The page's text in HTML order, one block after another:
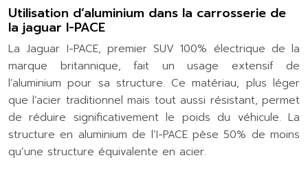
Utilisation d’aluminium dans la carrosserie de
la jaguar I-PACE
La Jaguar I-PACE, premier SUV 100% électrique de la
marque britannique, fait un usage extensif de
l’aluminium pour sa structure. Ce matériau, plus léger
que l’acier traditionnel mais tout aussi résistant, permet
de réduire significativement le poids du véhicule. La
structure en aluminium de l’I-PACE pèse 50% de moins
qu’une structure équivalente en acier.